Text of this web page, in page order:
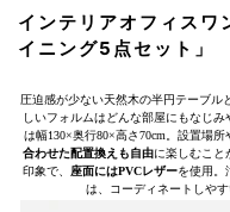
インテリアオフィスワ
イニング5点セット」
圧迫感が少ない天然木の半円テーブル
しいフォルムはどんな部屋にもなじ
は幅130×奥行80×高さ70cm。設置場
合わせた配置換えも自由に楽しむこと
印象で、 座面にはPVCレザーを使用。
は、コーディネートしや